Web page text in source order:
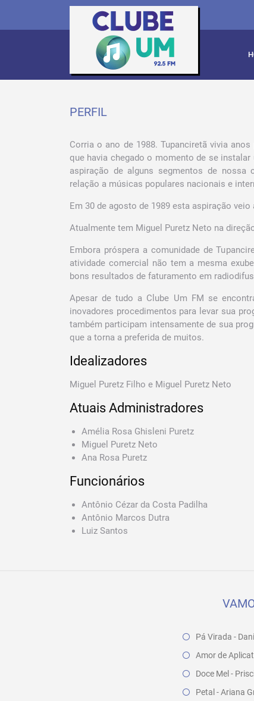
PERFIL
Corria o ano de 1988. Tupanciretã vivia
que havia chegado o momento de se
aspiração de alguns segmentos de nossa
relação a músicas populares nacionais e
Em 30 de agosto de 1989 esta aspiração
Atualmente tem Miguel Puretz Neto na
Embora próspera a comunidade de
atividade comercial não tem a mesma
bons resultados de faturamento em
Apesar de tudo a Clube Um FM se
inovadores procedimentos para levar sua
também participam intensamente de sua
que a torna a preferida de muitos.
Idealizadores
Miguel Puretz Filho e Miguel Puretz Neto
Atuais Administradores
Amélia Rosa Ghisleni Puretz
Miguel Puretz Neto
Ana Rosa Puretz
Funcionários
Antônio Cézar da Costa Padilha
Antônio Marcos Dutra
Luiz Santos
Pá Virada -
Amor de
Doce Mel -
Petal - Ariana